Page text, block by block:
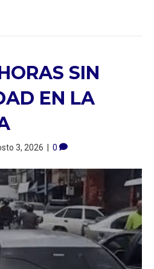
SIN
EN LA
3, 2026 0